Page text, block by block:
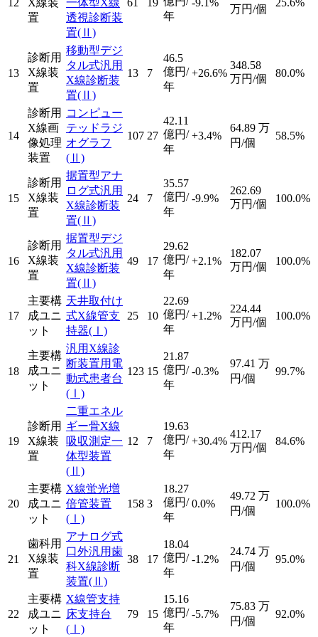
12
X線装
置
一体型X線
透視診断装
置(Ⅱ)
61 19
年
-9.1%
万円/個
25.6%
13
診断用
X線装
置
移動型デジ
タル式汎用
X線診断装
置(Ⅱ)
13 7
46.5
億円/
年
+26.6%
348.58
万円/個
80.0%
14
診断用
X線画
像処理
装置
コンピュー
テッドラジ
オグラフ
(Ⅱ)
107 27
42.11
億円/
年
+3.4%
64.89 万
円/個
58.5%
15
診断用
X線装
置
据置型アナ
ログ式汎用
X線診断装
置(Ⅱ)
24 7
35.57
億円/
年
-9.9%
262.69
万円/個
100.0%
16
診断用
X線装
置
据置型デジ
タル式汎用
X線診断装
置(Ⅱ)
49 17
29.62
億円/
年
+2.1%
182.07
万円/個
100.0%
17
主要構
成ユニ
ット
天井取付け
式X線管支
持器(Ⅰ)
25 10
22.69
億円/
年
+1.2%
224.44
万円/個
100.0%
18
主要構
成ユニ
ット
汎用X線診
断装置用電
動式患者台
(Ⅰ)
123 15
21.87
億円/
年
-0.3%
97.41 万
円/個
99.7%
19
診断用
X線装
置
二重エネル
ギー骨X線
吸収測定一
体型装置
(Ⅱ)
12 7
19.63
億円/
年
+30.4%
412.17
万円/個
84.6%
20
主要構
成ユニ
ット
X線蛍光増
倍管装置
(Ⅰ)
158 3
18.27
億円/
年
0.0%
49.72 万
円/個
100.0%
21
歯科用
X線装
置
アナログ式
口外汎用歯
科X線診断
装置(Ⅱ)
38 17
18.04
億円/
年
-1.2%
24.74 万
円/個
95.0%
22
主要構
成ユニ
ット
X線管支持
床支持台
(Ⅰ)
79 15
15.16
億円/
年
-5.7%
75.83 万
円/個
92.0%